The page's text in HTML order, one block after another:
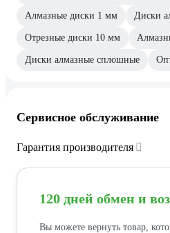
Алмазные диски 1 мм Диски
Отрезные диски 10 мм
Диски алмазные сплошные
Сервисное обслуживание
Гарантия производителя
120 дней обмен и
Вы можете вернуть товар,